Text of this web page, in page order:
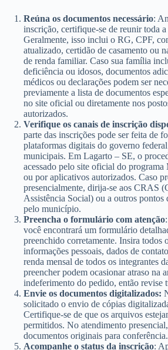
Reúna os documentos necessário:
inscrição, certifique-se de reunir toda
Geralmente, isso inclui o RG, CPF,
atualizado, certidão de casamento ou
de renda familiar. Caso sua família
deficiência ou idosos, documentos
médicos ou declarações podem ser
previamente a lista de documentos
no site oficial ou diretamente nos
autorizados.
Verifique os canais de inscrição
parte das inscrições pode ser feita de
plataformas digitais do governo
municipais. Em Lagarto – SE, o
acessado pelo site oficial do
ou por aplicativos autorizados. Caso
presencialmente, dirija-se aos CRAS
Assistência Social) ou a outros pontos
pelo município.
Preencha o formulário com atenção
você encontrará um formulário
preenchido corretamente. Insira todos
informações pessoais, dados de
renda mensal de todos os integrantes
preencher podem ocasionar atraso na
indeferimento do pedido, então revise
Envie os documentos digitalizados:
solicitado o envio de cópias
Certifique-se de que os arquivos
permitidos. No atendimento
documentos originais para conferência.
Acompanhe o status da inscrição: